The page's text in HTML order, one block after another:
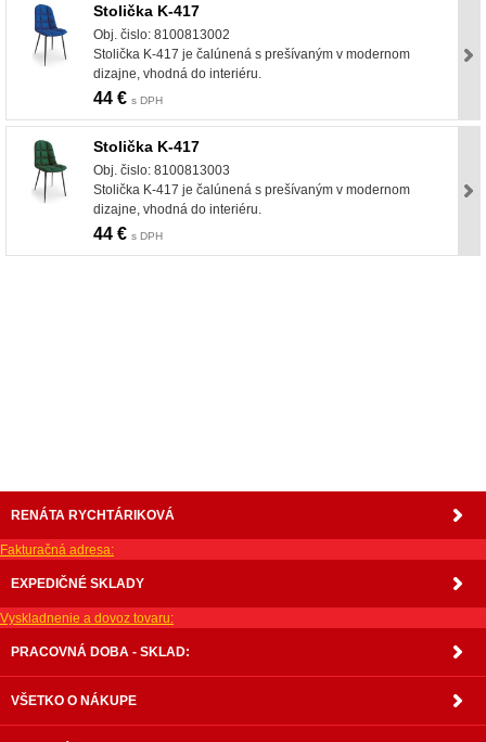
Stolička K-417
Obj. čislo: 8100813002
Stolička K-417 je čalúnená s prešívaným v modernom
dizajne, vhodná do interiéru.
44 € s DPH
Stolička K-417
Obj. čislo: 8100813003
Stolička K-417 je čalúnená s prešívaným v modernom
dizajne, vhodná do interiéru.
44 € s DPH
RENÁTA RYCHTÁRIKOVÁ
Fakturačná adresa:
EXPEDIČNÉ SKLADY
Vyskladnenie a dovoz tovaru:
PRACOVNÁ DOBA - SKLAD:
VŠETKO O NÁKUPE